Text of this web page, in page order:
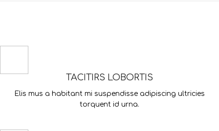
TACITIRS LOBORTIS
Elis mus a habitant mi suspendisse adipiscing ultricies
torquent id urna.